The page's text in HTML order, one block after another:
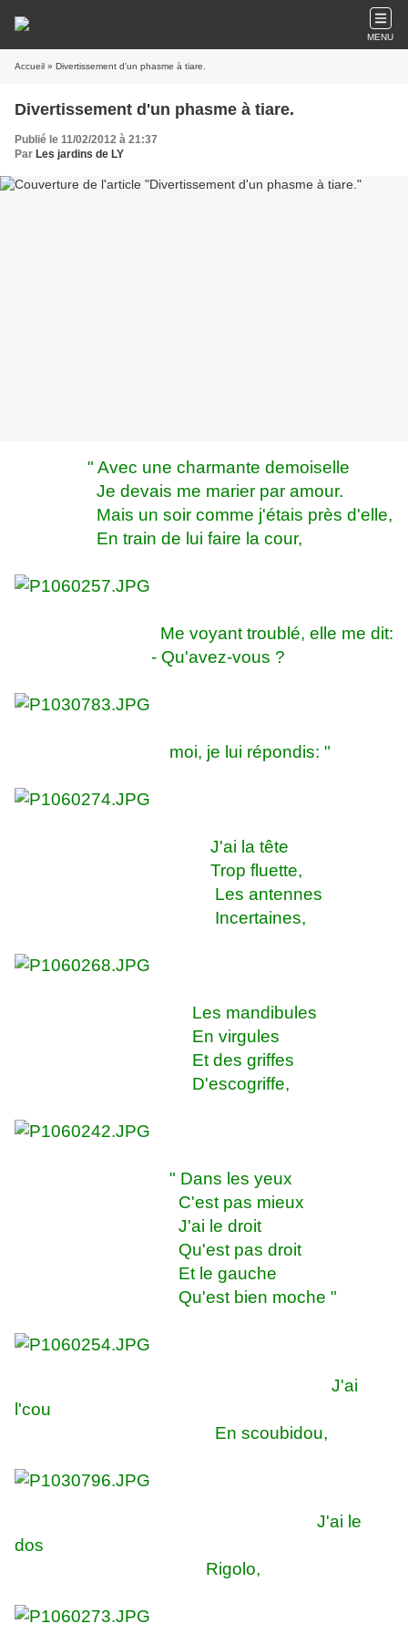
MENU
Accueil » Divertissement d'un phasme à tiare.
Divertissement d'un phasme à tiare.
Publié le 11/02/2012 à 21:37
Par Les jardins de LY
" Avec une charmante demoiselle
Je devais me marier par amour.
Mais un soir comme j'étais près d'elle,
En train de lui faire la cour,
Me voyant troublé, elle me dit:
- Qu'avez-vous ?
moi, je lui répondis: "
J'ai la tête
Trop fluette,
Les antennes
Incertaines,
Les mandibules
En virgules
Et des griffes
D'escogriffe,
" Dans les yeux
C'est pas mieux
J'ai le droit
Qu'est pas droit
Et le gauche
Qu'est bien moche "
J'ai
l'cou
En scoubidou,
J'ai le
dos
Rigolo,